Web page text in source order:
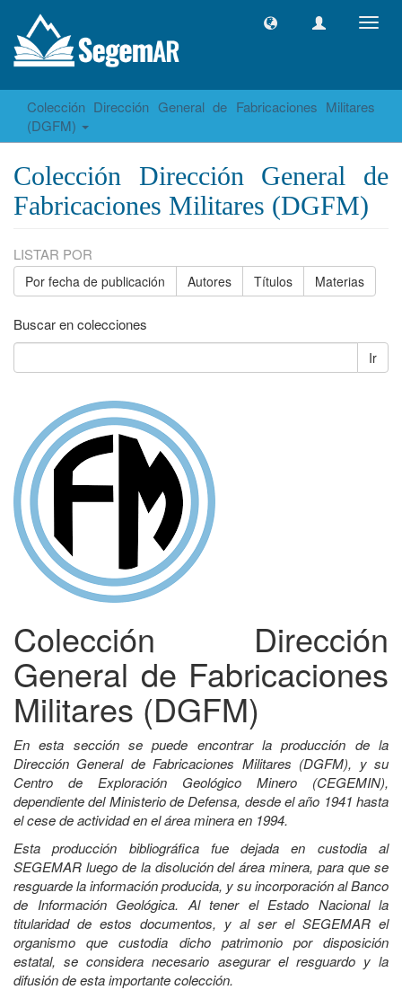
Colección Dirección General de Fabricaciones Militares
(DGFM)
Colección Dirección General de
Fabricaciones Militares (DGFM)
LISTAR POR
Por fecha de publicación Autores Títulos Materias
Buscar en colecciones
Ir
Colección Dirección
General de Fabricaciones
Militares (DGFM)
En esta sección se puede encontrar la producción de la
Dirección General de Fabricaciones Militares (DGFM), y su
Centro de Exploración Geológico Minero (CEGEMIN),
dependiente del Ministerio de Defensa, desde el año 1941 hasta
el cese de actividad en el área minera en 1994.
Esta producción bibliográfica fue dejada en custodia al
SEGEMAR luego de la disolución del área minera, para que se
resguarde la información producida, y su incorporación al Banco
de Información Geológica. Al tener el Estado Nacional la
titularidad de estos documentos, y al ser el SEGEMAR el
organismo que custodia dicho patrimonio por disposición
estatal, se considera necesario asegurar el resguardo y la
difusión de esta importante colección.